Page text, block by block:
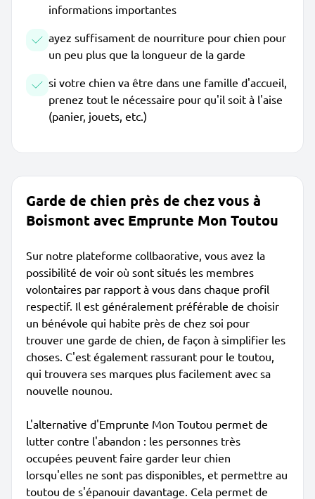
informations importantes
ayez suffisament de nourriture pour chien pour
un peu plus que la longueur de la garde
si votre chien va être dans une famille d'accueil,
prenez tout le nécessaire pour qu'il soit à l'aise
(panier, jouets, etc.)
Garde de chien près de chez vous à
Boismont avec Emprunte Mon Toutou
Sur notre plateforme collbaorative, vous avez la
possibilité de voir où sont situés les membres
volontaires par rapport à vous dans chaque profil
respectif. Il est généralement préférable de choisir
un bénévole qui habite près de chez soi pour
trouver une garde de chien, de façon à simplifier les
choses. C'est également rassurant pour le toutou,
qui trouvera ses marques plus facilement avec sa
nouvelle nounou.
L'alternative d'Emprunte Mon Toutou permet de
lutter contre l'abandon : les personnes très
occupées peuvent faire garder leur chien
lorsqu'elles ne sont pas disponibles, et permettre au
toutou de s'épanouir davantage. Cela permet de